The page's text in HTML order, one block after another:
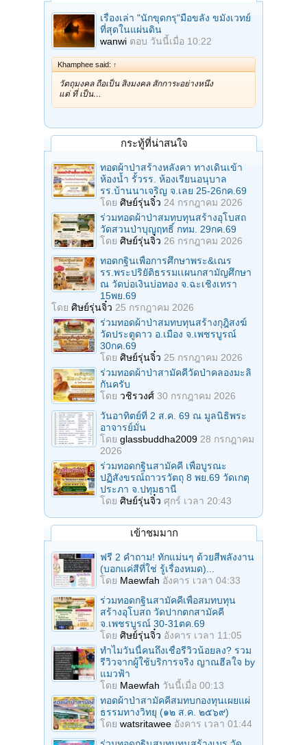
เรื่องเล่า "นักขุดกรุ"มือขลัง ขมังเวทย์
ที่สุดในแผ่นดิน
wanwi ตอบ วันนี้เมื่อ 10:22
Khamphee said: ↑
วัตถุมงคล ถือเป็น สิ่งมงคล สักการะอย่างหนึ่ง
แต่ ที่ เป็น…
กระทู้ที่น่าสนใจ
ทอดผ้าป่าสร้างหลังคา ทางเดินเข้า
ห้องน้ำ รั้วรร. ห้องเรียนอนุบาล
รร.บ้านนาเจริญ จ.เลย 25-26กค.69
โดย ศิษย์รุ่นจิ๋ว 24 กรกฎาคม 2026
ร่วมทอดผ้าป่าสมทบทุนสร้างอุโบสถ
วัดสวนป่าบุญฤทธิ์ กทม. 29กค.69
โดย ศิษย์รุ่นจิ๋ว 26 กรกฎาคม 2026
ทอดกฐินเพื่อการศึกษาพระ&เณร
รร.พระปริยัติธรรมเเผนกสามัญศึกษา
ณ วัดบ่อเงินบ่อทอง จ.ฉะเชิงเทรา
15พย.69
โดย ศิษย์รุ่นจิ๋ว 25 กรกฎาคม 2026
ร่วมทอดผ้าป่าสมทบทุนสร้างกุฎิสงฆ์
วัดประตูดาว อ.เมือง จ.เพชรบูรณ์
30กค.69
โดย ศิษย์รุ่นจิ๋ว 25 กรกฎาคม 2026
ร่วมทอดผ้าป่าสามัคคีวัดป่าคลองมะลิ
กันครับ
โดย วชิรวงศ์ 30 กรกฎาคม 2026
วันอาทิตย์ที่ 2 ส.ค. 69 ณ มูลนิธิพระ
อาจารย์มั่น
โดย glassbuddha2009 28 กรกฎาคม
2026
ร่วมทอดกฐินสามัคคี เพื่อบูรณะ
ปฏิสังขรณ์ถาวรวัตถุ 8 พย.69 วัดเกตุ
ประภา จ.ปทุมธานี
โดย ศิษย์รุ่นจิ๋ว ศุกร์ เวลา 20:43
เข้าชมมาก
ฟรี 2 คำถาม! ทักแม่นๆ ด้วยสีพลังงาน
(บอกแค่สีที่ใช่ รู้เรื่องหมด)...
โดย Maewfah อังคาร เวลา 04:33
ร่วมทอดกฐินสามัคคีเพื่อสมทบทุน
สร้างอุโบสถ วัดปากตกสามัคคี
จ.เพชรบูรณ์ 30-31ตค.69
โดย ศิษย์รุ่นจิ๋ว อังคาร เวลา 11:05
ทำไมวันนี้คนถึงเชื่อรีวิวน้อยลง? รวม
รีวิวจากผู้ใช้บริการจริง ญาณฮีลใจ by
แมวฟ้า
โดย Maewfah วันนี้เมื่อ 00:13
ทอดผ้าป่าสามัคคีสมทบกองทุนเผยแผ่
ธรรมทางวิทยุ (๑๒ ส.ค. ๒๕๖๙)
โดย watsritawee อังคาร เวลา 01:44